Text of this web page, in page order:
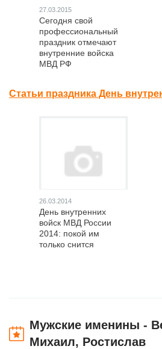
27.03.2015
Сегодня свой
профессиональный
праздник отмечают
внутренние войска
МВД РФ
Статьи праздника День
26.03.2014
День внутренних
войск МВД России
2014: покой им
только снится
Мужские именины -
Михаил, Ростислав